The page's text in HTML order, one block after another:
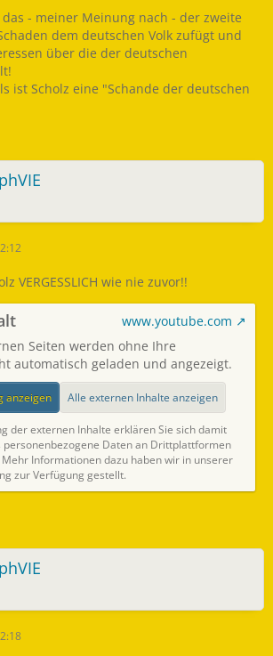
- meiner Meinung nach - der zweite
dem deutschen Volk zufügt und
über die der deutschen
ist Scholz eine "Schande der deutschen
VERGESSLICH wie nie zuvor!!
www.youtube.com
Seiten werden ohne Ihre
automatisch geladen und angezeigt.
anzeigen Alle externen Inhalte anzeigen
der externen Inhalte erklären Sie sich damit
personenbezogene Daten an Drittplattformen
Informationen dazu haben wir in unserer
zur Verfügung gestellt.